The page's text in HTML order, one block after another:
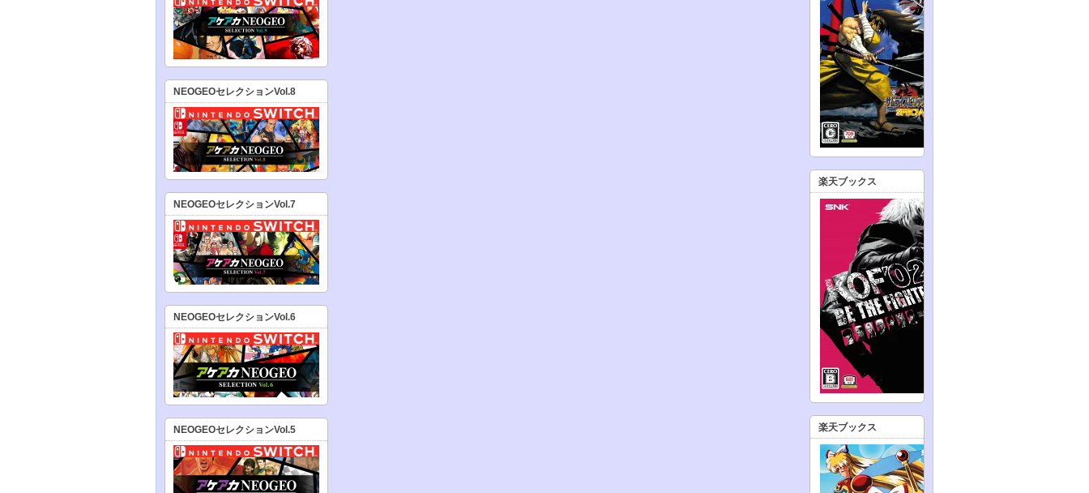
NEOGEOセレクションVol.8
NEOGEOセレクションVol.7
NEOGEOセレクションVol.6
NEOGEOセレクションVol.5
楽天ブックス
楽天ブックス